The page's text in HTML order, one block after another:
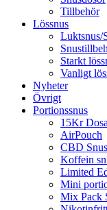
Tillbehör
Lössnus
Luktsnus/
Starkt
Vanligt
Nyheter
Övrigt
Portionssnus
15Kr
AirPouch
CBD Snus
Koffein
Limited
Mini
Mix Pack